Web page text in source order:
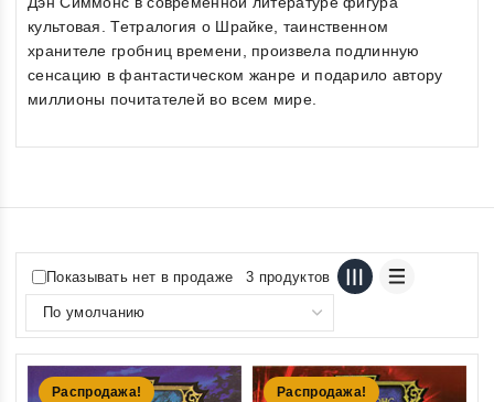
культовая. Тетралогия о Шрайке, таинственном
хранителе гробниц времени, произвела подлинную
сенсацию в фантастическом жанре и подарило автору
миллионы почитателей во всем мире.
Показывать нет в продаже 3 продуктов
Распродажа! Распродажа!